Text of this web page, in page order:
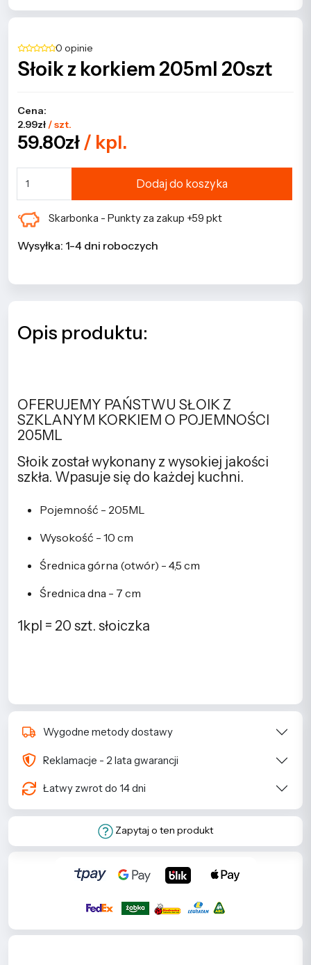
0 opinie
Słoik z korkiem 205ml 20szt
Cena:
2.99zł / szt.
59.80zł/ kpl.
Dodaj do koszyka
Skarbonka - Punkty za zakup +59 pkt
Wysyłka: 1-4 dni roboczych
Opis produktu:
OFERUJEMY PAŃSTWU SŁOIK Z
SZKLANYM KORKIEM O POJEMNOŚCI
205ML
Słoik został wykonany z wysokiej jakości
szkła. Wpasuje się do każdej kuchni.
Pojemność - 205ML
Wysokość - 10 cm
Średnica górna (otwór) - 4,5 cm
Średnica dna - 7 cm
1kpl = 20 szt. słoiczka
Wygodne metody dostawy
Reklamacje - 2 lata gwarancji
Łatwy zwrot do 14 dni
Zapytaj o ten produkt